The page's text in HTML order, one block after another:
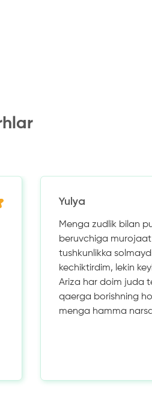
Yulya
Menga zudlik bilan
beruvchiga
tushkunlikka
kechiktirdim, lekin
Ariza har doim juda
qaerga borishning
menga hamma